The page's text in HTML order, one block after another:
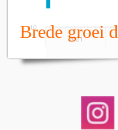
Brede groei